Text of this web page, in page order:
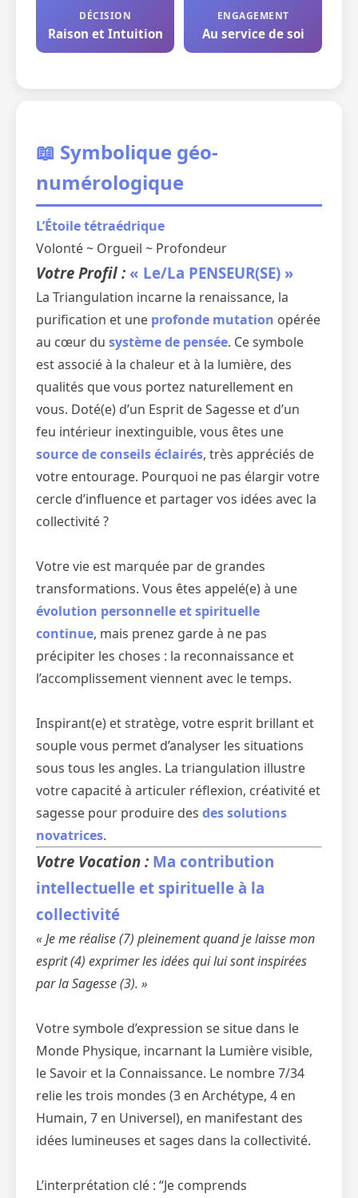
DÉCISION
Raison et Intuition
ENGAGEMENT
Au service de soi
📖 Symbolique géo-
numérologique
L’Étoile tétraédrique
Volonté ~ Orgueil ~ Profondeur
Votre Profil : « Le/La PENSEUR(SE) »
La Triangulation incarne la renaissance, la
purification et une profonde mutation opérée
au cœur du système de pensée. Ce symbole
est associé à la chaleur et à la lumière, des
qualités que vous portez naturellement en
vous. Doté(e) d’un Esprit de Sagesse et d’un
feu intérieur inextinguible, vous êtes une
source de conseils éclairés, très appréciés de
votre entourage. Pourquoi ne pas élargir votre
cercle d’influence et partager vos idées avec la
collectivité ?
Votre vie est marquée par de grandes
transformations. Vous êtes appelé(e) à une
évolution personnelle et spirituelle
continue, mais prenez garde à ne pas
précipiter les choses : la reconnaissance et
l’accomplissement viennent avec le temps.
Inspirant(e) et stratège, votre esprit brillant et
souple vous permet d’analyser les situations
sous tous les angles. La triangulation illustre
votre capacité à articuler réflexion, créativité et
sagesse pour produire des des solutions
novatrices.
Votre Vocation : Ma contribution
intellectuelle et spirituelle à la
collectivité
« Je me réalise (7) pleinement quand je laisse mon
esprit (4) exprimer les idées qui lui sont inspirées
par la Sagesse (3). »
Votre symbole d’expression se situe dans le
Monde Physique, incarnant la Lumière visible,
le Savoir et la Connaissance. Le nombre 7/34
relie les trois mondes (3 en Archétype, 4 en
Humain, 7 en Universel), en manifestant des
idées lumineuses et sages dans la collectivité.
L’interprétation clé : “Je comprends